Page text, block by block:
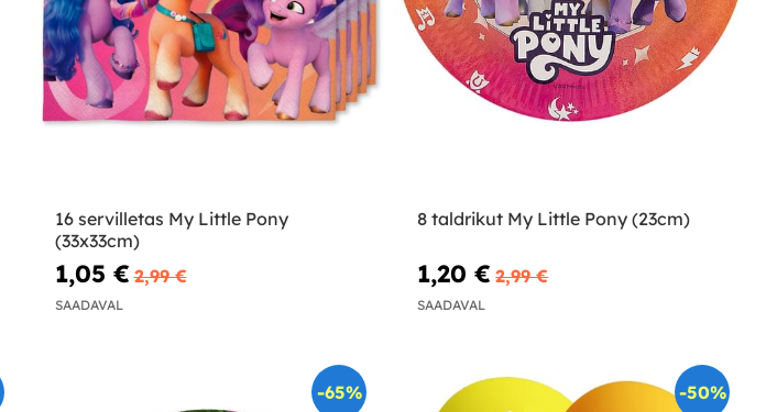
16 servilletas My Little Pony
(33x33cm)
1,05 € 2,99 €
SAADAVAL
8 taldrikut My Little Pony (23cm)
1,20 € 2,99 €
SAADAVAL
-65% -50%